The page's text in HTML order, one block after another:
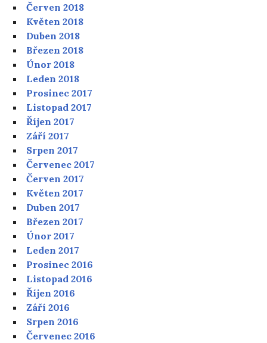
Červen 2018
Květen 2018
Duben 2018
Březen 2018
Únor 2018
Leden 2018
Prosinec 2017
Listopad 2017
Říjen 2017
Září 2017
Srpen 2017
Červenec 2017
Červen 2017
Květen 2017
Duben 2017
Březen 2017
Únor 2017
Leden 2017
Prosinec 2016
Listopad 2016
Říjen 2016
Září 2016
Srpen 2016
Červenec 2016